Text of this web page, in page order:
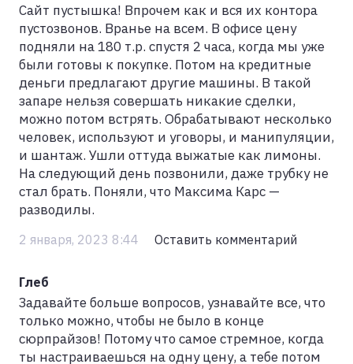
Сайт пустышка! Впрочем как и вся их контора
пустозвонов. Вранье на всем. В офисе цену
подняли на 180 т.р. спустя 2 часа, когда мы уже
были готовы к покупке. Потом на кредитные
деньги предлагают другие машины. В такой
запаре нельзя совершать никакие сделки,
можно потом встрять. Обрабатывают несколько
человек, используют и уговоры, и манипуляции,
и шантаж. Ушли оттуда выжатые как лимоны.
На следующий день позвонили, даже трубку не
стал брать. Поняли, что Максима Карс —
разводилы.
2 января, 2023 8:44 Оставить комментарий
Глеб
Задавайте больше вопросов, узнавайте все, что
только можно, чтобы не было в конце
сюрпрайзов! Потому что самое стремное, когда
ты настраиваешься на одну цену, а тебе потом